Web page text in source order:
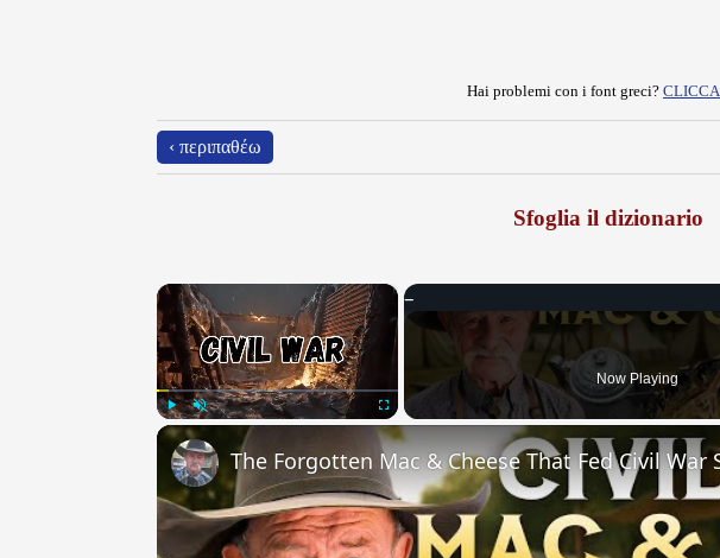
Hai problemi con i font greci?
‹ περιπαθέω
Sfoglia il dizionario
×
Play
Now Playing
The Forgotten Mac & Cheese That Fed Civil War